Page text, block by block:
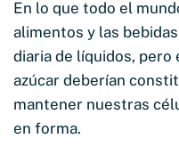
En lo que todo el
alimentos y las
diaria de líquidos, pero
azúcar deberían
mantener nuestras
en forma.